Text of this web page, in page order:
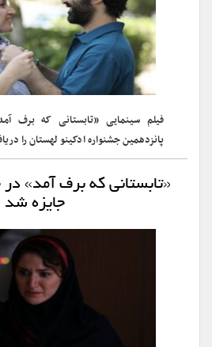
فیلم سینمایی «تابستانی که برف
پانزدهمین جشنواره ادکینو لهستان را
«تابستانی که برف آمد» در
جایزه شد